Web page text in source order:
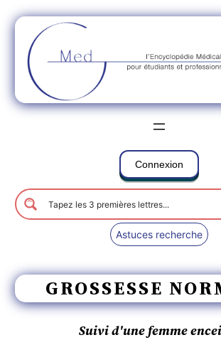
Connexion
Astuces recherche
GROSSESSE
Suivi d'une femme